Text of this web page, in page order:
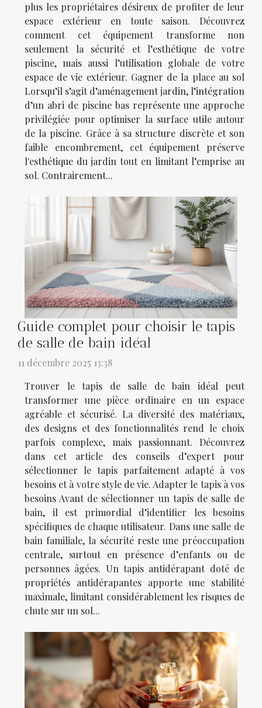
plus les propriétaires désireux de profiter de leur
espace extérieur en toute saison. Découvrez
comment cet équipement transforme non
seulement la sécurité et l’esthétique de votre
piscine, mais aussi l’utilisation globale de votre
espace de vie extérieur. Gagner de la place au sol
Lorsqu’il s’agit d’aménagement jardin, l’intégration
d’un abri de piscine bas représente une approche
privilégiée pour optimiser la surface utile autour
de la piscine. Grâce à sa structure discrète et son
faible encombrement, cet équipement préserve
l'esthétique du jardin tout en limitant l’emprise au
sol. Contrairement...
Guide complet pour choisir le tapis
de salle de bain idéal
11 décembre 2025 13:38
Trouver le tapis de salle de bain idéal peut
transformer une pièce ordinaire en un espace
agréable et sécurisé. La diversité des matériaux,
des designs et des fonctionnalités rend le choix
parfois complexe, mais passionnant. Découvrez
dans cet article des conseils d’expert pour
sélectionner le tapis parfaitement adapté à vos
besoins et à votre style de vie. Adapter le tapis à vos
besoins Avant de sélectionner un tapis de salle de
bain, il est primordial d’identifier les besoins
spécifiques de chaque utilisateur. Dans une salle de
bain familiale, la sécurité reste une préoccupation
centrale, surtout en présence d’enfants ou de
personnes âgées. Un tapis antidérapant doté de
propriétés antidérapantes apporte une stabilité
maximale, limitant considérablement les risques de
chute sur un sol...